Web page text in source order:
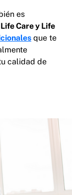
es
Life Care y Life
que te
calidad de